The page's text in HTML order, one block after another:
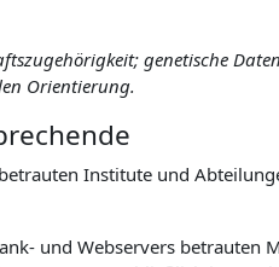
genetische
Orientierung.
Institute und
und Webservers betrauten